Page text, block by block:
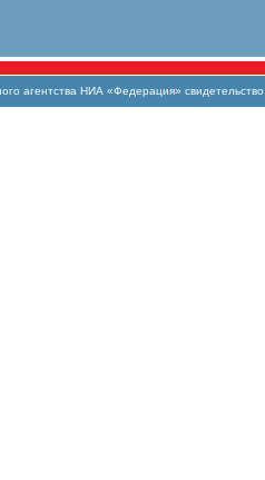
агентства НИА «Федерация»